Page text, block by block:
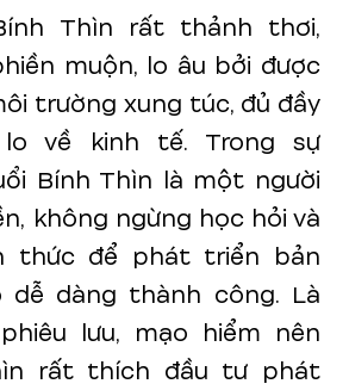
Thìn rất thảnh thơi,
muộn, lo âu bởi được
trường xung túc, đủ đầy
về kinh tế. Trong sự
Bính Thìn là một người
không ngừng học hỏi và
thức để phát triển bản
dàng thành công. Là
lưu, mạo hiểm nên
rất thích đầu tư phát